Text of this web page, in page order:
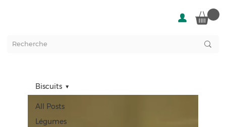
All Posts
Légumes
Biscuits